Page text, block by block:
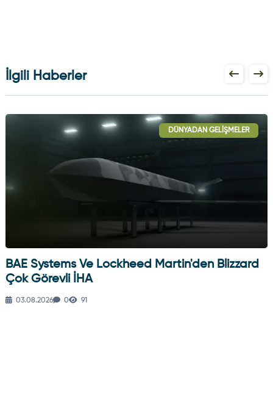
İlgili Haberler
DÜNYADAN GELIŞMELER
BAE Systems Ve Lockheed Martin'den Blizzard
Çok Görevli İHA
03.08.2026 0 91